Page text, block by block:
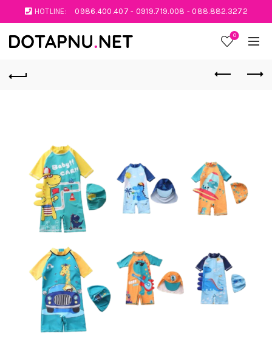
HOTLINE: 0986.400.407 - 0919.719.008 - 088.882.3272
0